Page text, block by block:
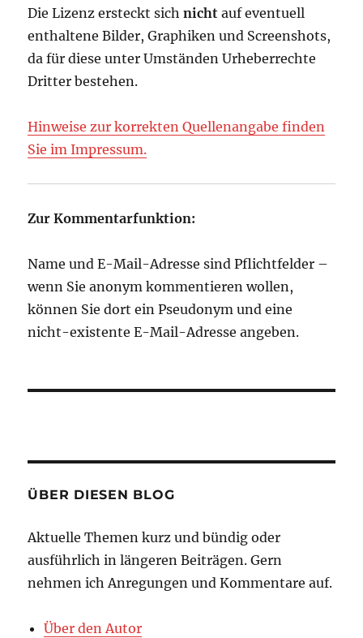
Die Lizenz ersteckt sichnicht auf eventuell
enthaltene Bilder, Graphiken und Screenshots,
da für diese unter Umständen Urheberrechte
Dritter bestehen.
Hinweise zur korrekten Quellenangabe finden
Sie im Impressum.
Zur Kommentarfunktion:
Name und E-Mail-Adresse sind Pflichtfelder –
wenn Sie anonym kommentieren wollen,
können Sie dort ein Pseudonym und eine
nicht-existente E-Mail-Adresse angeben.
ÜBER DIESEN BLOG
Aktuelle Themen kurz und bündig oder
ausführlich in längeren Beiträgen. Gern
nehmen ich Anregungen und Kommentare auf.
Über den Autor